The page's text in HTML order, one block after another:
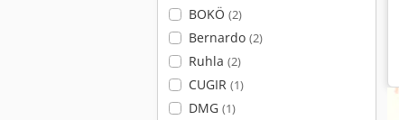
BOKÖ (2)
Bernardo (2)
Ruhla (2)
CUGIR (1)
DMG (1)